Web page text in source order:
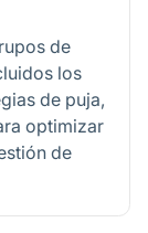
de
los
de puja,
optimizar
de